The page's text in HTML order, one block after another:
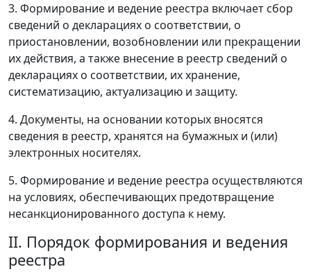
3. Формирование и ведение реестра включает сбор
сведений о декларациях о соответствии, о
приостановлении, возобновлении или прекращении
их действия, а также внесение в реестр сведений о
декларациях о соответствии, их хранение,
систематизацию, актуализацию и защиту.
4. Документы, на основании которых вносятся
сведения в реестр, хранятся на бумажных и (или)
электронных носителях.
5. Формирование и ведение реестра осуществляются
на условиях, обеспечивающих предотвращение
несанкционированного доступа к нему.
II. Порядок формирования и ведения
реестра